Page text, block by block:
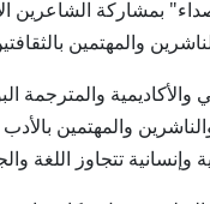
بمشاركة الشاعرين
والمهتمين بالثقافتين
والمترجمة
والمهتمين
تتجاوز اللغة